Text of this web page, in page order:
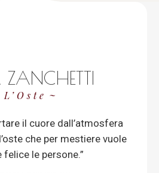
L’Oste
il cuore dall’atmosfera
che per mestiere vuole
felice le persone.”